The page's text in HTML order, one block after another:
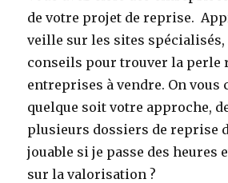
de votre projet de reprise.
veille sur les sites spécialisés,
conseils pour trouver la perle
entreprises à vendre. On vous
quelque soit votre approche,
plusieurs dossiers de reprise
jouable si je passe des heures
sur la valorisation ?